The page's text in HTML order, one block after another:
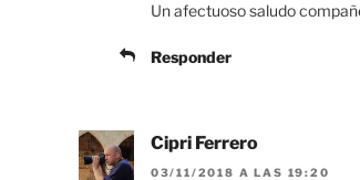
Un afectuoso saludo
Responder
Cipri Ferrero
03/11/2018 A LAS 19:20